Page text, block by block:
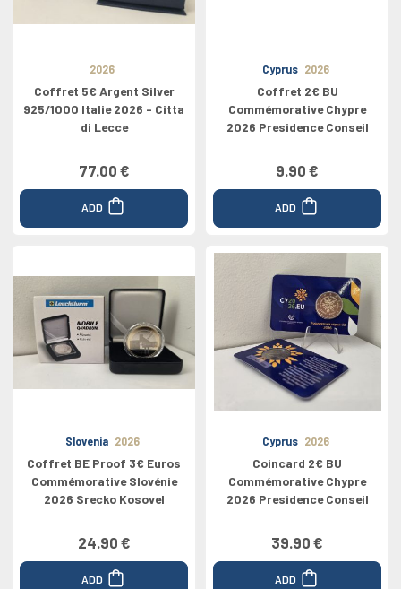
2026
Coffret 5€ Argent Silver
925/1000 Italie 2026 - Citta
di Lecce
77.00 €
ADD
Cyprus 2026
Coffret 2€ BU
Commémorative Chypre
2026 Presidence Conseil
9.90 €
ADD
Slovenia 2026
Coffret BE Proof 3€ Euros
Commémorative Slovénie
2026 Srecko Kosovel
24.90 €
ADD
Cyprus 2026
Coincard 2€ BU
Commémorative Chypre
2026 Presidence Conseil
39.90 €
ADD